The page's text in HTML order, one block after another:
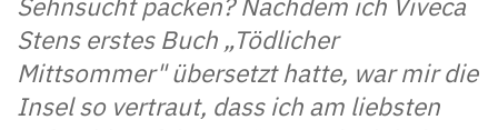
Stens erstes Buch „Tödlicher
Mittsommer" übersetzt hatte, war mir die
Insel so vertraut, dass ich am liebsten